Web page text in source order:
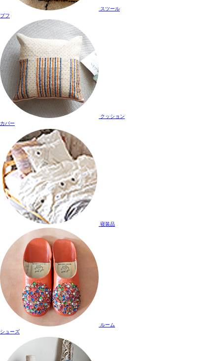
スツール
プフ
クッション
カバー
寝装品
ルーム
シューズ